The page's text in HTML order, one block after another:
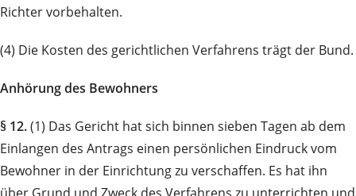
Richter vorbehalten.
(4) Die Kosten des gerichtlichen Verfahrens trägt der Bund.
Anhörung des Bewohners
§ 12.(1) Das Gericht hat sich binnen sieben Tagen ab dem
Einlangen des Antrags einen persönlichen Eindruck vom
Bewohner in der Einrichtung zu verschaffen. Es hat ihn